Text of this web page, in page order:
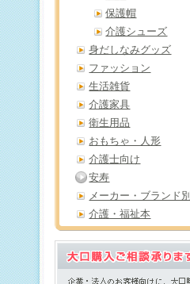
保護帽
介護シューズ
身だしなみグッズ
ファッション
生活雑貨
介護家具
衛生用品
おもちゃ・人形
介護士向け
安寿
メーカー・ブランド別
介護・福祉本